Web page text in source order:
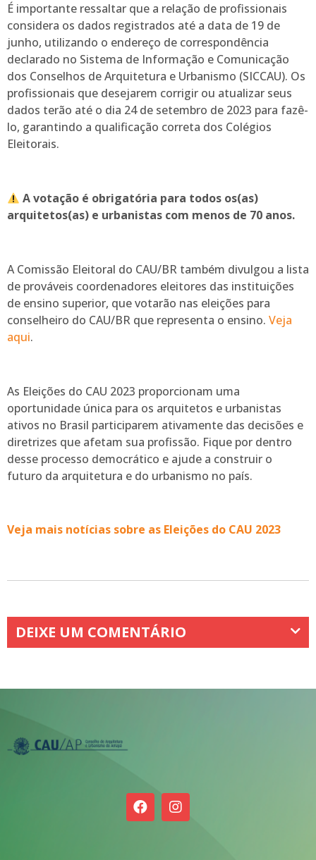
É importante ressaltar que a relação de profissionais
considera os dados registrados até a data de 19 de
junho, utilizando o endereço de correspondência
declarado no Sistema de Informação e Comunicação
dos Conselhos de Arquitetura e Urbanismo (SICCAU). Os
profissionais que desejarem corrigir ou atualizar seus
dados terão até o dia 24 de setembro de 2023 para fazê-
lo, garantindo a qualificação correta dos Colégios
Eleitorais.
A votação é obrigatória para todos os(as)
arquitetos(as) e urbanistas com menos de 70 anos.
A Comissão Eleitoral do CAU/BR também divulgou a lista
de prováveis coordenadores eleitores das instituições
de ensino superior, que votarão nas eleições para
conselheiro do CAU/BR que representa o ensino. Veja
aqui.
As Eleições do CAU 2023 proporcionam uma
oportunidade única para os arquitetos e urbanistas
ativos no Brasil participarem ativamente das decisões e
diretrizes que afetam sua profissão. Fique por dentro
desse processo democrático e ajude a construir o
futuro da arquitetura e do urbanismo no país.
Veja mais notícias sobre as Eleições do CAU 2023
DEIXE UM COMENTÁRIO